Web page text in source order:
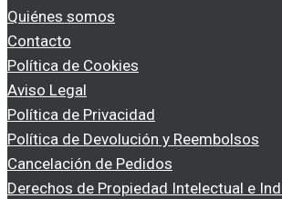
Quiénes somos
Contacto
Política de Cookies
Aviso Legal
Política de Privacidad
Política de Devolución y Reembolsos
Cancelación de Pedidos
Derechos de Propiedad Intelectual e